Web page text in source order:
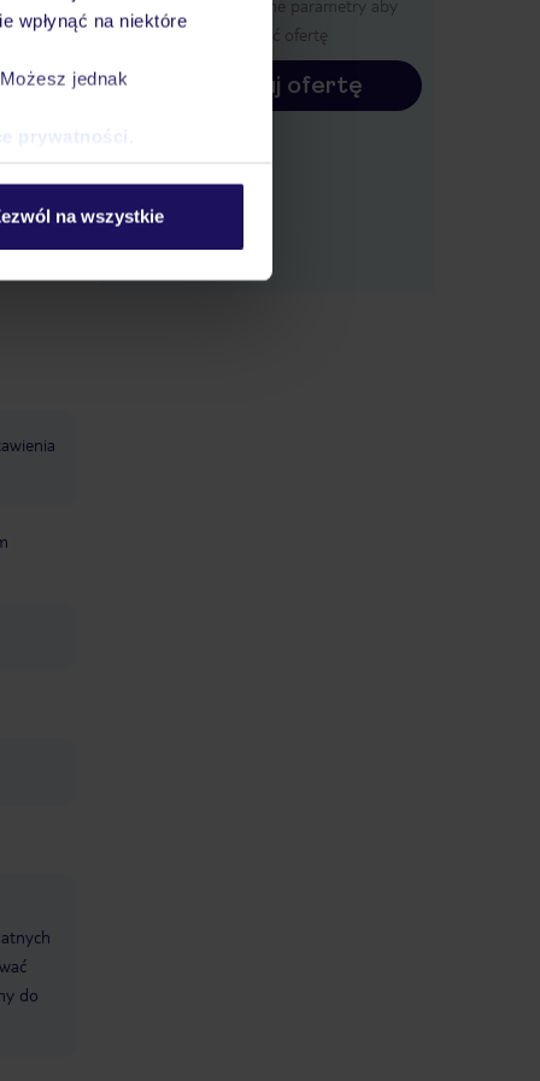
wpłynąć na niektóre
jednak
prywatności
na wszystkie
nie jest
do
Określ poszczególne parametry aby
wyświetlić ofertę
Konfiguruj ofertę